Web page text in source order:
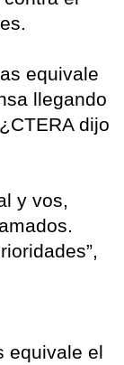
equivale
llegando
dijo
y vos,
equivale el